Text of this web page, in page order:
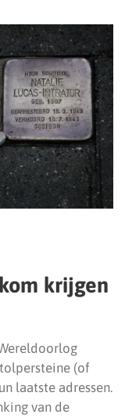
krijgen
(of
laatste adressen.
van de